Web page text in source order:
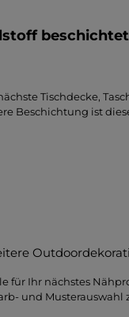
Tischdecke,
Beschichtung ist
für Ihr nächstes
und Musterauswahl